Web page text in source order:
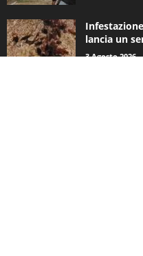
lancia un
3 Agosto 2026